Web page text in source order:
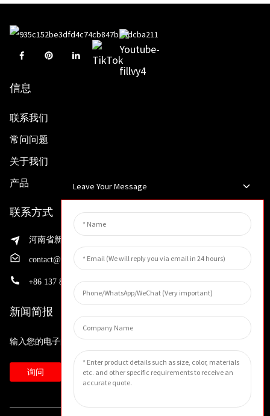
信息
联系我们
常问问题
关于我们
产品
联系方式
河南省新乡市渭滨区先进制造业开发区邵华路199号
contact@huahangfilter.com
+86 137 8194 7634
新闻简报
输入您的电子邮件地址，我们将向您发送最新资讯计划。
询问
Leave Your Message